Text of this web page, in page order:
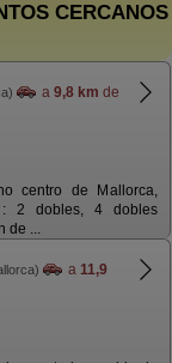
CERCANOS
a 9,8 km de
centro de Mallorca,
: 2 dobles, 4 dobles
de ...
a 11,9